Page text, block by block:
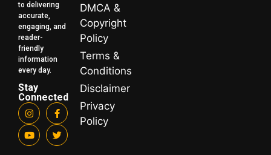
to delivering
accurate,
engaging, and
reader-
friendly
information
every day.
Stay
Connected
DMCA &
Copyright
Policy
Terms &
Conditions
Disclaimer
Privacy
Policy